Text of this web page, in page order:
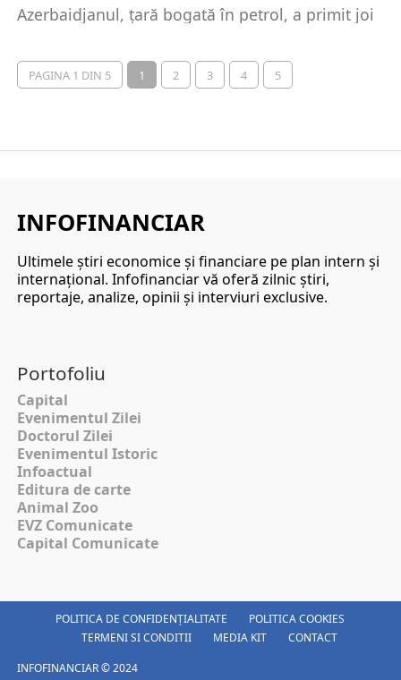
Azerbaidjanul, țară bogată în petrol, a primit joi
PAGINA 1 DIN 5 1 2 3 4 5
INFOFINANCIAR
Ultimele ştiri economice şi financiare pe plan intern şi
internaţional. Infofinanciar vă oferă zilnic ştiri,
reportaje, analize, opinii şi interviuri exclusive.
Portofoliu
Capital
Evenimentul Zilei
Doctorul Zilei
Evenimentul Istoric
Infoactual
Editura de carte
Animal Zoo
EVZ Comunicate
Capital Comunicate
POLITICA DE CONFIDENȚIALITATE
POLITICA COOKIES
TERMENI SI CONDITII
MEDIA KIT
CONTACT
INFOFINANCIAR © 2024